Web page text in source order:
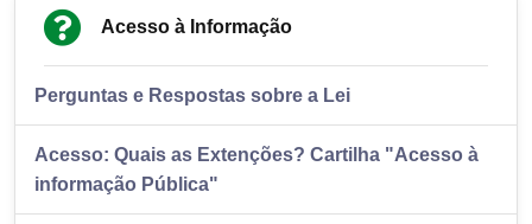
Acesso à Informação
Perguntas e Respostas sobre a Lei
Acesso: Quais as Extenções? Cartilha "Acesso à
informação Pública"